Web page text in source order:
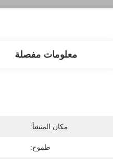
معلومات مفصلة
مكان المنشأ:
طموح: